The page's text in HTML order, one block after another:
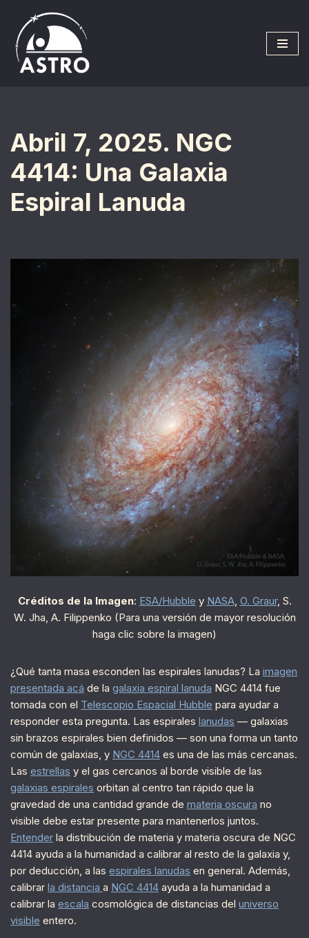
Saltar
al
contenido
Abril 7, 2025. NGC
4414: Una Galaxia
Espiral Lanuda
Créditos de la Imagen: ESA/Hubble y NASA, O. Graur, S.
W. Jha, A. Filippenko (Para una versión de mayor resolución
haga clic sobre la imagen)
¿Qué tanta masa esconden las espirales lanudas? La imagen
presentada acá de la galaxia espiral lanuda NGC 4414 fue
tomada con el Telescopio Espacial Hubble para ayudar a
responder esta pregunta. Las espirales lanudas — galaxias
sin brazos espirales bien definidos — son una forma un tanto
común de galaxias, y NGC 4414 es una de las más cercanas.
Las estrellas y el gas cercanos al borde visible de las
galaxias espirales orbitan al centro tan rápido que la
gravedad de una cantidad grande de materia oscura no
visible debe estar presente para mantenerlos juntos.
Entender la distribución de materia y materia oscura de NGC
4414 ayuda a la humanidad a calibrar al resto de la galaxia y,
por deducción, a las espirales lanudas en general. Además,
calibrar la distancia a NGC 4414 ayuda a la humanidad a
calibrar la escala cosmológica de distancias del universo
visible entero.